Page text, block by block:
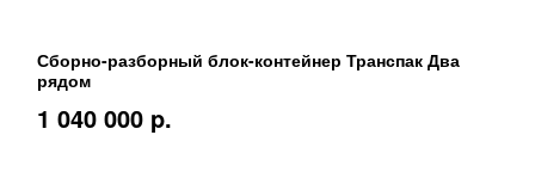
Сборно-разборный блок-контейнер Транспак Два
рядом
1 040 000 p.